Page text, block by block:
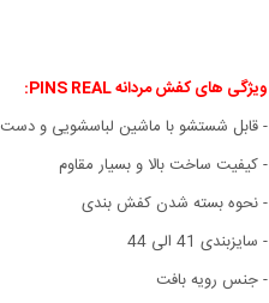
ویژگی های کفش مردانه PINS REAL:
- قابل شستشو با ماشین لباسشویی و دست
- کیفیت ساخت بالا و بسیار مقاوم
- نحوه بسته شدن کفش بندی
- سایزبندی 41 الی 44
- جنس رویه بافت